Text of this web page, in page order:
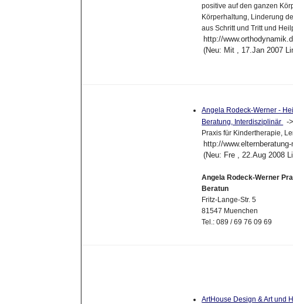
positive auf den ganzen
Körperhaltung, Linderung
aus Schritt und Tritt und
http://
(Neu: Mit , 17.Jan 2007
Angela Rodeck-Werner -
Beratung, Interdisziplinär
-
Praxis für Kindertherapie,
http://
(Neu: Fre , 22.Aug 2008
Angela Rodeck-Werner
Beratun
Fritz-Lange-Str. 5
81547 Muenchen
Tel.: 089 / 69 76 09 69
ArtHouse Design & Art und